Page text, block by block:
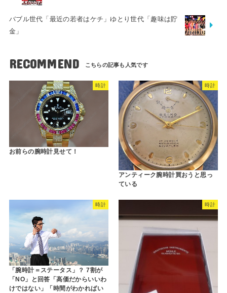
バブル世代「最近の若者はケチ」ゆとり世代「趣味は貯
金」
RECOMMEND
時計
お前らの腕時計見せて！
時計
アンティーク腕時計買おうと思っ
ている
時計
「腕時計＝ステータス」？ 7割が
「NO」と回答「高価だからいいわ
けではない」「時間がわかればい
時計